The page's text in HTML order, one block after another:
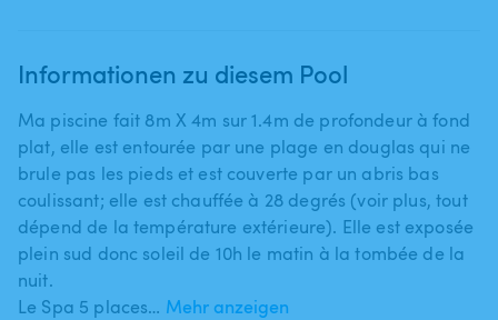
Informationen zu diesem Pool
Ma piscine fait 8m X 4m sur 1.4m de profondeur à fond
plat​,​ elle est entourée par une plage en douglas qui ne
brule pas les pieds et est couverte par un abris bas
coulissant; elle est chauffée à 28 degrés (voir plus​,​ tout
dépend de la température extérieure). Elle est exposée
plein sud donc soleil de 10h le matin à la tombée de la
nuit.
Le Spa 5 places… Mehr anzeigen